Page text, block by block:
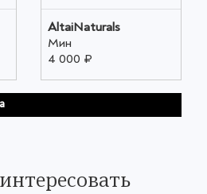
AltaiNaturals
Мин
4 000 ₽